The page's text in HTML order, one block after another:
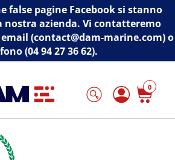
false pagine Facebook si stanno
nostra azienda. Vi contatteremo
(contact@dam-marine.com) o
(04 94 27 36 62).
0